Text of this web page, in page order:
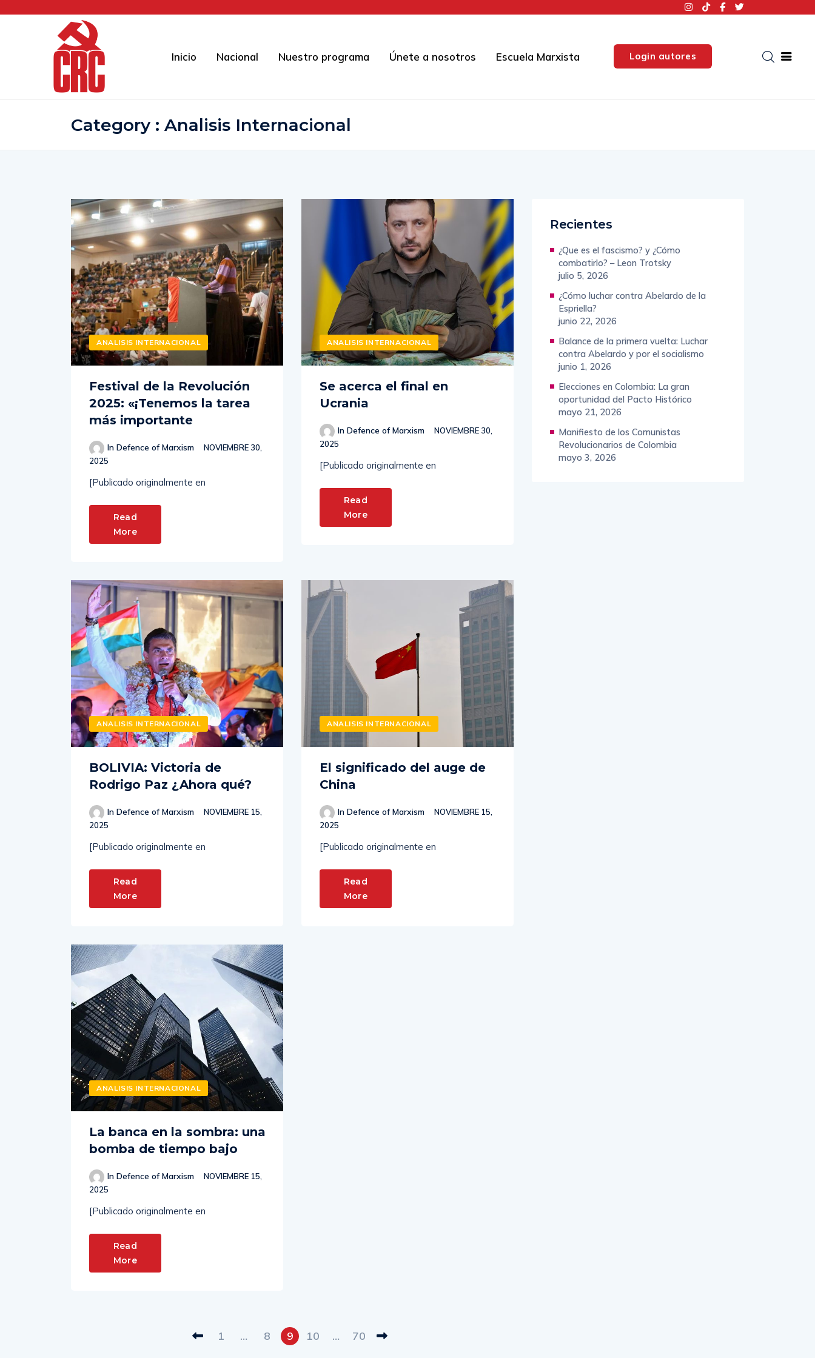
Inicio Nacional Nuestro programa Únete a nosotros Escuela Marxista Login autores
Category : Analisis Internacional
ANALISIS INTERNACIONAL
Festival de la Revolución
2025: «¡Tenemos la tarea
más importante
In Defence of Marxism
NOVIEMBRE 30,
2025
[Publicado originalmente en
Read
More
ANALISIS INTERNACIONAL
Se acerca el final en
Ucrania
In Defence of Marxism
NOVIEMBRE 30,
2025
[Publicado originalmente en
Read
More
ANALISIS INTERNACIONAL
BOLIVIA: Victoria de
Rodrigo Paz ¿Ahora qué?
In Defence of Marxism
NOVIEMBRE 15,
2025
[Publicado originalmente en
Read
More
ANALISIS INTERNACIONAL
El significado del auge de
China
In Defence of Marxism
NOVIEMBRE 15,
2025
[Publicado originalmente en
Read
More
ANALISIS INTERNACIONAL
La banca en la sombra: una
bomba de tiempo bajo
In Defence of Marxism
NOVIEMBRE 15,
2025
[Publicado originalmente en
Read
More
1 … 8 9 10 … 70
Recientes
¿Que es el fascismo? y ¿Cómo
combatirlo? – Leon Trotsky
julio 5, 2026
¿Cómo luchar contra Abelardo de la
Espriella?
junio 22, 2026
Balance de la primera vuelta: Luchar
contra Abelardo y por el socialismo
junio 1, 2026
Elecciones en Colombia: La gran
oportunidad del Pacto Histórico
mayo 21, 2026
Manifiesto de los Comunistas
Revolucionarios de Colombia
mayo 3, 2026